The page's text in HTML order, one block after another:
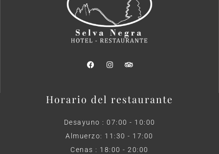
Horario del restaurante
Desayuno : 07:00 - 10:00
Almuerzo: 11:30 - 17:00
Cenas : 18:00 - 20:00